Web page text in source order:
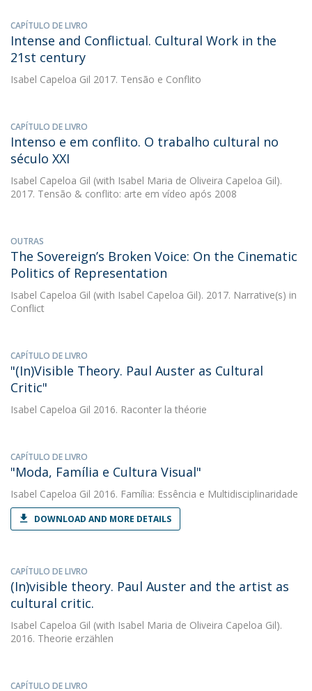
CAPÍTULO DE LIVRO
Intense and Conflictual. Cultural Work in the
21st century
Isabel Capeloa Gil 2017. Tensão e Conflito
CAPÍTULO DE LIVRO
Intenso e em conflito. O trabalho cultural no
século XXI
Isabel Capeloa Gil (with Isabel Maria de Oliveira Capeloa Gil).
2017. Tensão & conflito: arte em vídeo após 2008
OUTRAS
The Sovereign’s Broken Voice: On the Cinematic
Politics of Representation
Isabel Capeloa Gil (with Isabel Capeloa Gil). 2017. Narrative(s) in
Conflict
CAPÍTULO DE LIVRO
"(In)Visible Theory. Paul Auster as Cultural
Critic"
Isabel Capeloa Gil 2016. Raconter la théorie
CAPÍTULO DE LIVRO
"Moda, Família e Cultura Visual"
Isabel Capeloa Gil 2016. Família: Essência e Multidisciplinaridade
DOWNLOAD AND MORE DETAILS
CAPÍTULO DE LIVRO
(In)visible theory. Paul Auster and the artist as
cultural critic.
Isabel Capeloa Gil (with Isabel Maria de Oliveira Capeloa Gil).
2016. Theorie erzählen
CAPÍTULO DE LIVRO